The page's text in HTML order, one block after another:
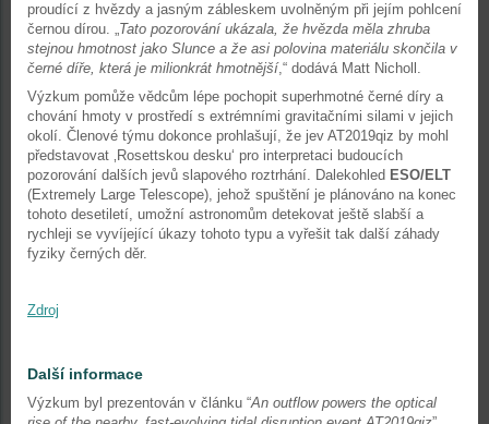
proudící z hvězdy a jasným zábleskem uvolněným při jejím pohlcení
černou dírou. „Tato pozorování ukázala, že hvězda měla zhruba
stejnou hmotnost jako Slunce a že asi polovina materiálu skončila v
černé díře, která je milionkrát hmotnější,“ dodává Matt Nicholl.
Výzkum pomůže vědcům lépe pochopit superhmotné černé díry a
chování hmoty v prostředí s extrémními gravitačními silami v jejich
okolí. Členové týmu dokonce prohlašují, že jev AT2019qiz by mohl
představovat ‚Rosettskou desku‘ pro interpretaci budoucích
pozorování dalších jevů slapového roztrhání. Dalekohled ESO/ELT
(Extremely Large Telescope), jehož spuštění je plánováno na konec
tohoto desetiletí, umožní astronomům detekovat ještě slabší a
rychleji se vyvíjející úkazy tohoto typu a vyřešit tak další záhady
fyziky černých děr.
Zdroj
Další informace
Výzkum byl prezentován v článku “An outflow powers the optical